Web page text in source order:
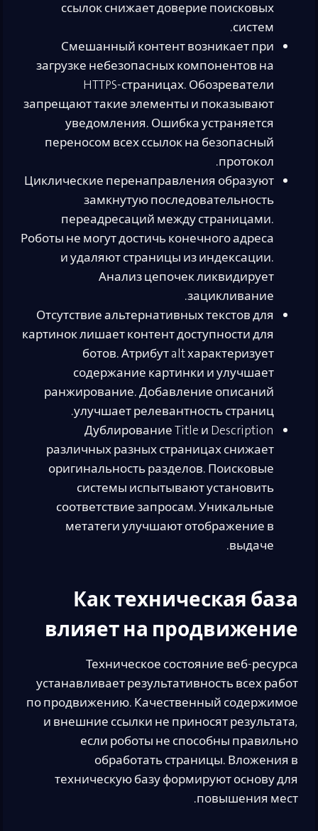
ссылок снижает доверие поисковых
систем.
Смешанный контент возникает при
загрузке небезопасных компонентов на
HTTPS-страницах. Обозреватели
запрещают такие элементы и показывают
уведомления. Ошибка устраняется
переносом всех ссылок на безопасный
протокол.
Циклические перенаправления образуют
замкнутую последовательность
переадресаций между страницами.
Роботы не могут достичь конечного адреса
и удаляют страницы из индексации.
Анализ цепочек ликвидирует
зацикливание.
Отсутствие альтернативных текстов для
картинок лишает контент доступности для
ботов. Атрибут alt характеризует
содержание картинки и улучшает
ранжирование. Добавление описаний
улучшает релевантность страниц.
Дублирование Title и Description
различных разных страницах снижает
оригинальность разделов. Поисковые
системы испытывают установить
соответствие запросам. Уникальные
метатеги улучшают отображение в
выдаче.
Как техническая база
влияет на продвижение
Техническое состояние веб-ресурса
устанавливает результативность всех работ
по продвижению. Качественный содержимое
и внешние ссылки не приносят результата,
если роботы не способны правильно
обработать страницы. Вложения в
техническую базу формируют основу для
повышения мест.